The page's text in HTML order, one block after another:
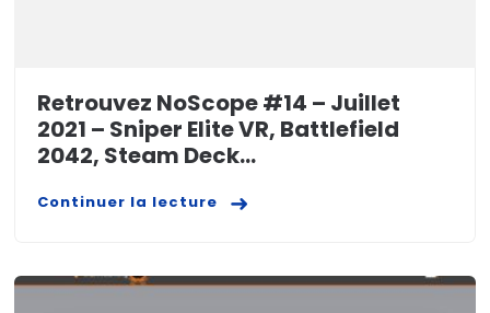
Retrouvez NoScope #14 – Juillet
2021 – Sniper Elite VR, Battlefield
2042, Steam Deck…
Continuer la lecture